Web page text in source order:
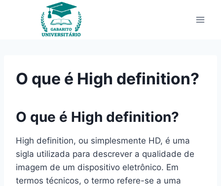
O que é High definition?
O que é High definition?
High definition, ou simplesmente HD, é uma
sigla utilizada para descrever a qualidade de
imagem de um dispositivo eletrônico. Em
termos técnicos, o termo refere-se a uma